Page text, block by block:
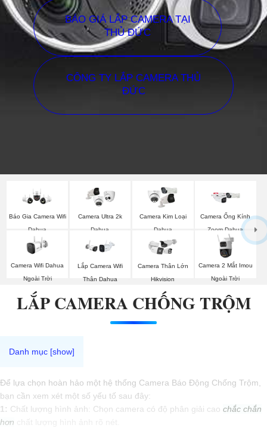
BÁO GIÁ LẮP CAMERA TẠI
THỦ ĐỨC
CÔNG TY LẮP CAMERA THỦ
ĐỨC
Báo Gia Camera Wifi
Dahua
Camera Ultra 2k
Dahua
Camera Kim Loại
Dahua
Camera Ống Kính
Zoom Dahua
Camera Wifi Dahua
Ngoài Trời
Lắp Camera Wifi
Thân Dahua
Camera Thân Lớn
Hikvision
Camera 2 Mắt Imou
Ngoài Trời
LẮP CAMERA CHỐNG TRỘM
Để lựa chọn hoàn hảo một hệ thống Camera Báo Động Chống Trộm,
bạn cần xem xét một số yếu tố sau đây:
1: Chất lượng hình ảnh: Chọn camera có độ phân giải cao chắc chắn
hơn